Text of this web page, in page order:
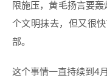
限施压，黄毛扬言要
个文明抹去，但又很
部。
这个事情一直持续到4